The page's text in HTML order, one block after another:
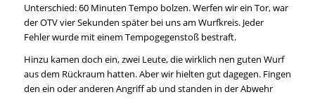
Unterschied: 60 Minuten Tempo bolzen. Werfen wir ein Tor, war
der OTV vier Sekunden später bei uns am Wurfkreis. Jeder
Fehler wurde mit einem Tempogegenstoß bestraft.
Hinzu kamen doch ein, zwei Leute, die wirklich nen guten Wurf
aus dem Rückraum hatten. Aber wir hielten gut dagegen. Fingen
den ein oder anderen Angriff ab und standen in der Abwehr